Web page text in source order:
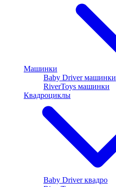
Машинки
Baby Driver машинки
RiverToys машинки
Квадроциклы
Baby Driver квадро